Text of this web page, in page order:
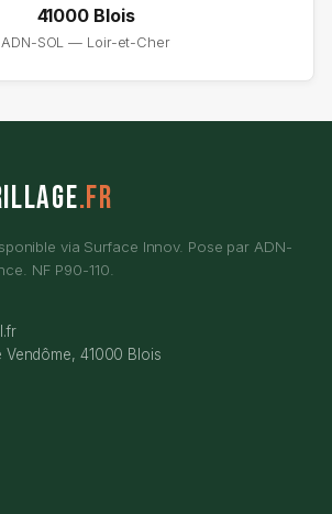
41000 Blois
ADN-SOL — Loir-et-Cher
.fr
via Surface Innov. Pose par ADN-
NF P90-110.
41000 Blois